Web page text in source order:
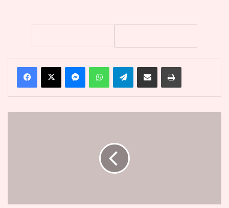
FacebookX MessengerWhatsAppTelegramPartager par email Imprimer
une